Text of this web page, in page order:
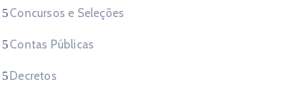
Concursos e Seleções
Contas Públicas
Decretos